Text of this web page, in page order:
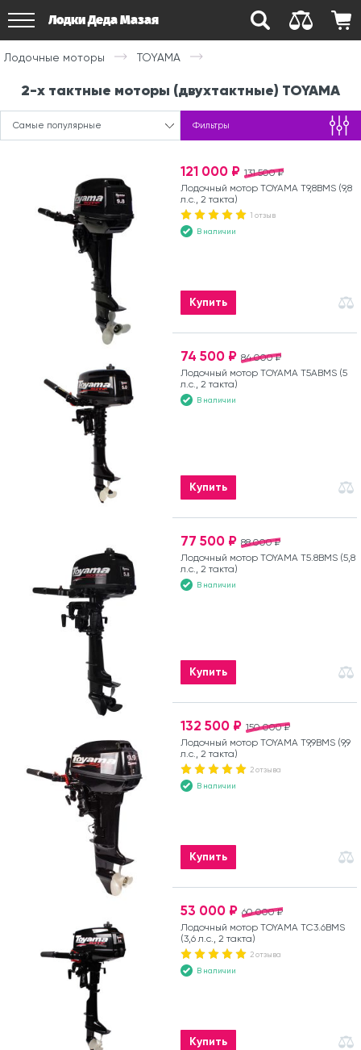
Лодки Деда Мазая
Лодочные моторы TOYAMA
2-х тактные моторы (двухтактные) TOYAMA
Самые популярные Фильтры
131 500 ₽
121 000 ₽
Лодочный мотор TOYAMA T9,8BMS (9,8
л.с., 2 такта)
1 отзыв
В наличии
Купить
84 000 ₽
74 500 ₽
Лодочный мотор TOYAMA T5ABMS (5
л.с., 2 такта)
В наличии
Купить
88 000 ₽
77 500 ₽
Лодочный мотор TOYAMA T5.8BMS (5,8
л.с., 2 такта)
В наличии
Купить
150 000 ₽
132 500 ₽
Лодочный мотор TOYAMA T9,9BMS (9,9
л.с., 2 такта)
2 отзыва
В наличии
Купить
60 000 ₽
53 000 ₽
Лодочный мотор TOYAMA TC3.6BMS
(3,6 л.с., 2 такта)
2 отзыва
В наличии
Купить